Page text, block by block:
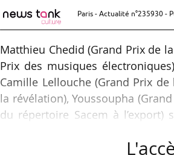
Paris - Actualité n°235930 -
Matthieu Chedid (Grand Prix de
Prix des musiques
Camille Lellouche (Grand Prix de
la révélation), Youssoupha
du répertoire Sacem à l’export)